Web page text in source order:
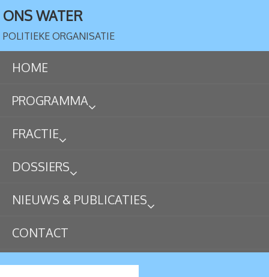
ONS WATER
POLITIEKE ORGANISATIE
HOME
PROGRAMMA
FRACTIE
DOSSIERS
NIEUWS & PUBLICATIES
CONTACT